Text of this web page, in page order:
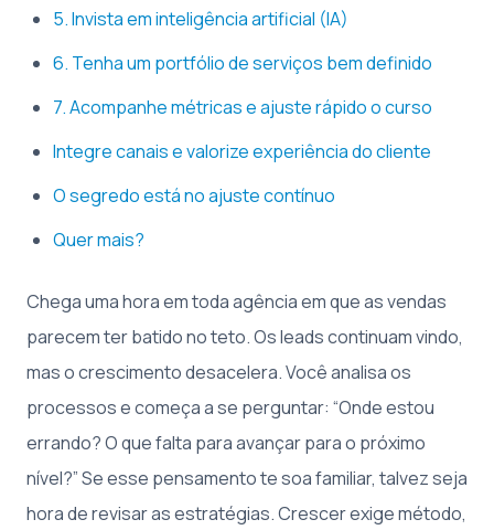
5. Invista em inteligência artificial (IA)
6. Tenha um portfólio de serviços bem definido
7. Acompanhe métricas e ajuste rápido o curso
Integre canais e valorize experiência do cliente
O segredo está no ajuste contínuo
Quer mais?
Chega uma hora em toda agência em que as vendas
parecem ter batido no teto. Os leads continuam vindo,
mas o crescimento desacelera. Você analisa os
processos e começa a se perguntar: “Onde estou
errando? O que falta para avançar para o próximo
nível?” Se esse pensamento te soa familiar, talvez seja
hora de revisar as estratégias. Crescer exige método,